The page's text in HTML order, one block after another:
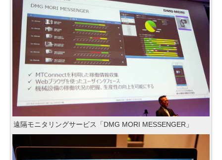
遠隔モニタリングサービス「DMG MORI MESSENGER」